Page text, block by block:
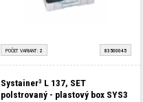
POČET VARIANT: 2 83500045
Systainer³ L 137, SET
polstrovaný - plastový box SYS3